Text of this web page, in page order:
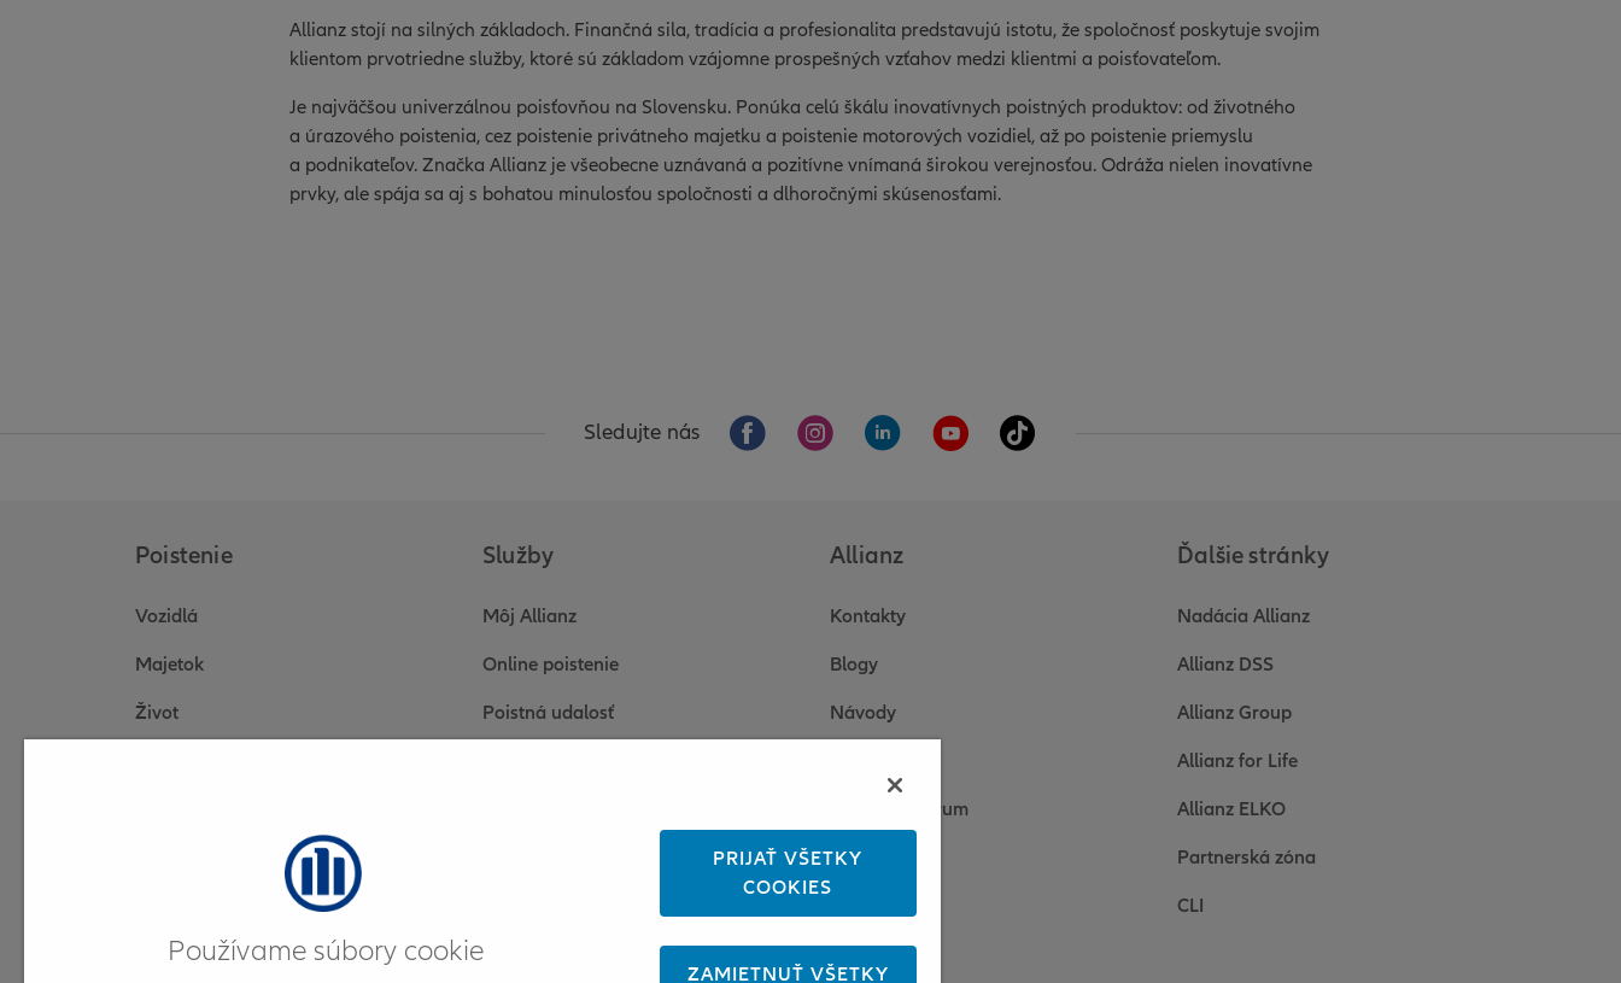
Allianz stojí na silných základoch. Finančná sila, tradícia a profesionalita predstavujú istotu, že spoločnosť poskytuje svojim
klientom prvotriedne služby, ktoré sú základom vzájomne prospešných vzťahov medzi klientmi a poisťovateľom.
Je najväčšou univerzálnou poisťovňou na Slovensku. Ponúka celú škálu inovatívnych poistných produktov: od životného
a úrazového poistenia, cez poistenie privátneho majetku a poistenie motorových vozidiel, až po poistenie priemyslu
a podnikateľov. Značka Allianz je všeobecne uznávaná a pozitívne vnímaná širokou verejnosťou. Odráža nielen inovatívne
prvky, ale spája sa aj s bohatou minulosťou spoločnosti a dlhoročnými skúsenosťami.
Sledujte nás
Poistenie
Vozidlá
Majetok
Život
Služby
Môj Allianz
Online poistenie
Poistná udalosť
Online riešenie požiadaviek
Allianz
Kontakty
Blogy
Návody
Tlačové centrum
Kariéra
Informácie
Ďalšie stránky
Nadácia Allianz
Allianz DSS
Allianz Group
Allianz for Life
Allianz ELKO
Partnerská zóna
CLI
Používame súbory cookie
PRIJAŤ VŠETKY
COOKIES
ZAMIETNUŤ VŠETKY